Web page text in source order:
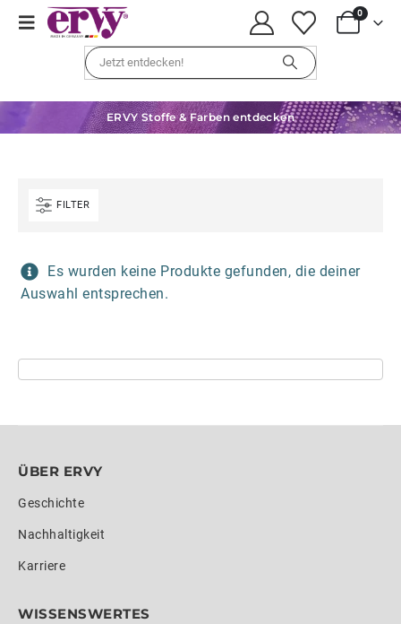
0
ERVY Stoffe & Farben entdecken
FILTER
Es wurden keine Produkte gefunden, die deiner
Auswahl entsprechen.
ÜBER ERVY
Geschichte
Nachhaltigkeit
Karriere
WISSENSWERTES